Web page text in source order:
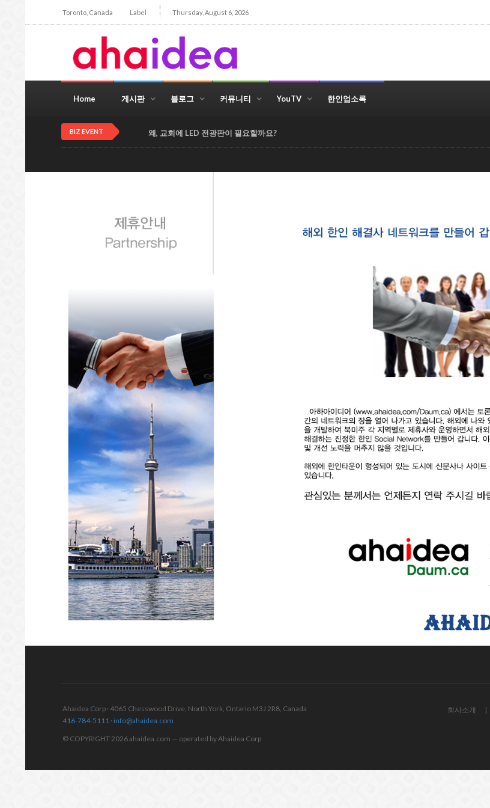
Toronto, Canada Label Thursday, August 6, 2026
Home 게시판 블로그 커뮤니티 YouTV 한인업소록
BIZ EVENT BEST PRICE 럭키 트리 서비스
Ahaidea Corp · 4065 Chesswood Drive, North York, Ontario M3J 2R8, Canada
416-784-5111 · info@ahaidea.com
© COPYRIGHT 2026 ahaidea.com — operated by Ahaidea Corp
회사소개